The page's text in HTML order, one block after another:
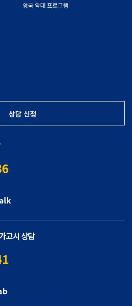
영국 약대 프로그램
상담 신청
고시 상담